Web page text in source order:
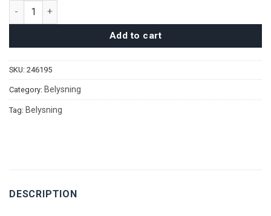
Eleanor Taklampa quantity
Add to cart
SKU: 246195
Category: Belysning
Tag: Belysning
DESCRIPTION